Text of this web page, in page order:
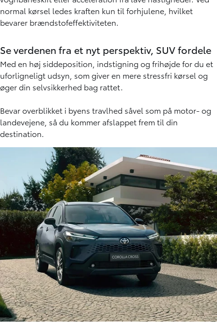
normal kørsel ledes kraften kun til forhjulene, hvilket
bevarer brændstofeffektiviteten.
Se verdenen fra et nyt perspektiv, SUV fordele
Med en høj siddeposition, indstigning og frihøjde for du et
uforligneligt udsyn, som giver en mere stressfri kørsel og
øger din selvsikkerhed bag rattet.
Bevar overblikket i byens travlhed såvel som på motor- og
landevejene, så du kommer afslappet frem til din
destination.